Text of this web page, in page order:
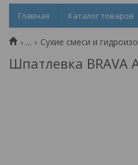
Главная Каталог товаров
... Сухие смеси и
Шпатлевка BRAVA